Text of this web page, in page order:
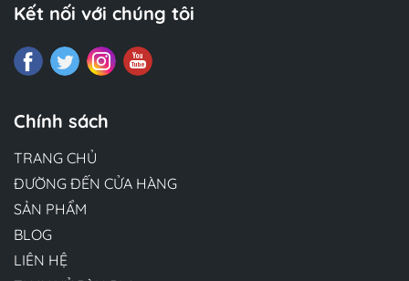
Kết nối với chúng tôi
Chính sách
TRANG CHỦ
ĐƯỜNG ĐẾN CỬA HÀNG
SẢN PHẨM
BLOG
LIÊN HỆ